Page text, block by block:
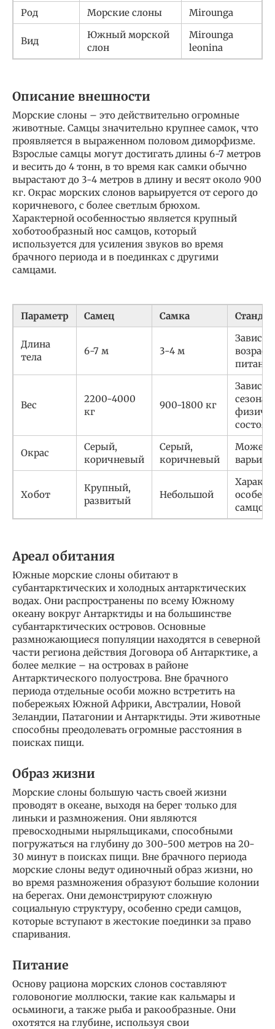
Род Морские слоны Mirounga
Вид
Южный морской
слон
Mirounga
leonina
Описание внешности
Морские слоны – это действительно огромные
животные. Самцы значительно крупнее самок, что
проявляется в выраженном половом диморфизме.
Взрослые самцы могут достигать длины 6-7 метров
и весить до 4 тонн, в то время как самки обычно
вырастают до 3-4 метров в длину и весят около 900
кг. Окрас морских слонов варьируется от серого до
коричневого, с более светлым брюхом.
Характерной особенностью является крупный
хоботообразный нос самцов, который
используется для усиления звуков во время
брачного периода и в поединках с другими
самцами.
Параметр Самец Самка
Длина
тела
6-7 м 3-4 м
питания
Вес
2200-4000
кг
900-1800 кг
сезона и
Окрас
Серый,
коричневый
Серый,
коричневый
Может
Хобот
Крупный,
развитый
Небольшой
самцов
Ареал обитания
Южные морские слоны обитают в
субантарктических и холодных антарктических
водах. Они распространены по всему Южному
океану вокруг Антарктиды и на большинстве
субантарктических островов. Основные
размножающиеся популяции находятся в северной
части региона действия Договора об Антарктике, а
более мелкие – на островах в районе
Антарктического полуострова. Вне брачного
периода отдельные особи можно встретить на
побережьях Южной Африки, Австралии, Новой
Зеландии, Патагонии и Антарктиды. Эти животные
способны преодолевать огромные расстояния в
поисках пищи.
Образ жизни
Морские слоны большую часть своей жизни
проводят в океане, выходя на берег только для
линьки и размножения. Они являются
превосходными ныряльщиками, способными
погружаться на глубину до 300-500 метров на 20-
30 минут в поисках пищи. Вне брачного периода
морские слоны ведут одиночный образ жизни, но
во время размножения образуют большие колонии
на берегах. Они демонстрируют сложную
социальную структуру, особенно среди самцов,
которые вступают в жестокие поединки за право
спаривания.
Питание
Основу рациона морских слонов составляют
головоногие моллюски, такие как кальмары и
осьминоги, а также рыба и ракообразные. Они
охотятся на глубине, используя свои